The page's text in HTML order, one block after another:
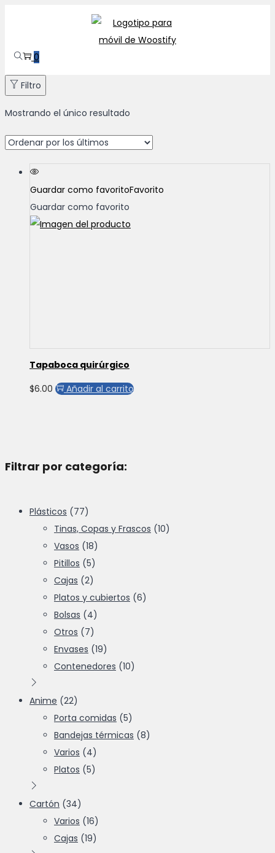
navegación
0
Filtro
Mostrando el único resultado
Guardar como favoritoFavorito
Guardar como favorito
Tapaboca quirúrgico
$6.00 Añadir al carrito
Filtrar por categoría:
Plásticos (77)
Tinas, Copas y Frascos (10)
Vasos (18)
Pitillos (5)
Cajas (2)
Platos y cubiertos (6)
Bolsas (4)
Otros (7)
Envases (19)
Contenedores (10)
Anime (22)
Porta comidas (5)
Bandejas térmicas (8)
Varios (4)
Platos (5)
Cartón (34)
Varios (16)
Cajas (19)